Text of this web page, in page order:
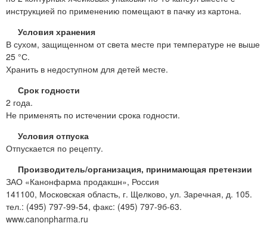
инструкцией по применению помещают в пачку из картона.
Условия хранения
В сухом, защищенном от света месте при температуре не выше
25 °С.
Хранить в недоступном для детей месте.
Срок годности
2 года.
Не применять по истечении срока годности.
Условия отпуска
Отпускается по рецепту.
Производитель/организация, принимающая претензии
ЗАО «Канонфарма продакшн», Россия
141100, Московская область, г. Щелково, ул. Заречная, д. 105.
тел.: (495) 797-99-54, факс: (495) 797-9б-63.
www.canonpharma.ru